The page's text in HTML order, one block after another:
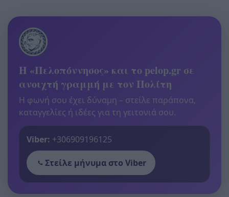
Η «Πελοπόννησος» και το pelop.gr σε
ανοιχτή γραμμή με τον Πολίτη
Η φωνή σου έχει δύναμη – στείλε παράπονα,
καταγγελίες ή ιδέες για τη γειτονιά σου.
Viber: +306909196125
Στείλε μήνυμα στο Viber